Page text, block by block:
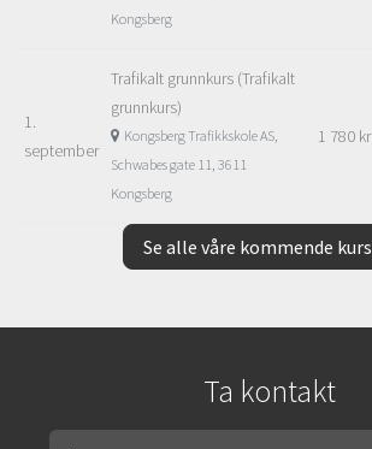
Kongsberg
1.
september
Trafikalt grunnkurs (Trafikalt
grunnkurs)
Kongsberg Trafikkskole AS,
Schwabes gate 11, 3611
Kongsberg
1 780 kr
Se alle våre kommende kurs
Ta kontakt